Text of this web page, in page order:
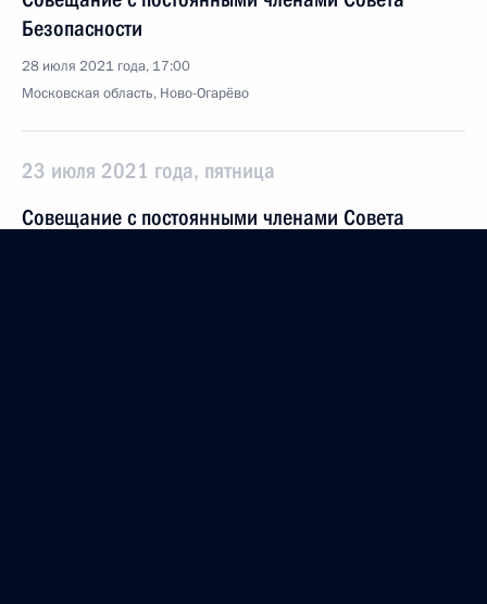
Безопасности
28 июля 2021 года, 17:00
Московская область, Ново-Огарёво
23 июля 2021 года, пятница
Совещание с постоянными членами Совета